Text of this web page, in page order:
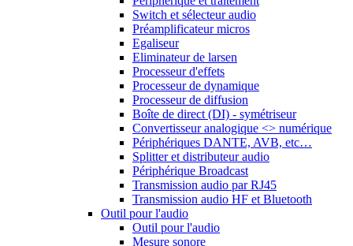
Switch et sélecteur audio
Préamplificateur micros
Egaliseur
Eliminateur de larsen
Processeur d'effets
Processeur de dynamique
Processeur de diffusion
Boîte de direct (DI) - symétriseur
Convertisseur analogique <> numérique
Périphériques DANTE, AVB, etc…
Splitter et distributeur audio
Périphérique Broadcast
Transmission audio par RJ45
Transmission audio HF et Bluetooth
Outil pour l'audio
Outil pour l'audio
Mesure sonore